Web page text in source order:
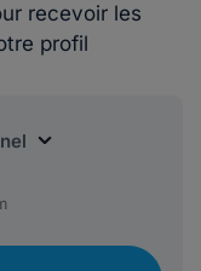
recevoir les
profil